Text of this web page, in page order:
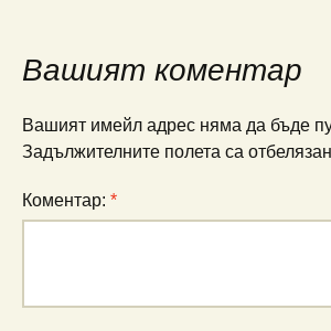
публикациите
Вашият коментар
Вашият имейл адрес няма да бъде
Задължителните полета са
Коментар: *